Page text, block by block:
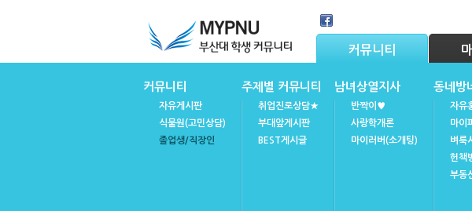
커뮤니티
커뮤니티
자유게시판
식물원(고민상담)
졸업생/직장인
주제별 커뮤니티
취업진로상담★
부대앞게시판
BEST게시글
남녀상열지사
반짝이♥
사랑학개론
마이러버(소개팅)
동네방
자유
마이
벼룩
헌책
부동